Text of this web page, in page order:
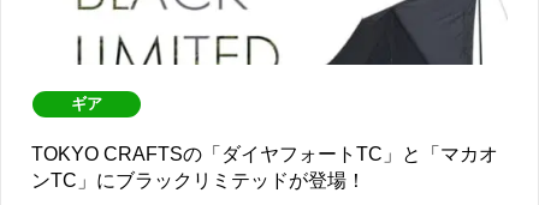
ギア
TOKYO CRAFTSの「ダイヤフォートTC」と「マカオ
ンTC」にブラックリミテッドが登場！